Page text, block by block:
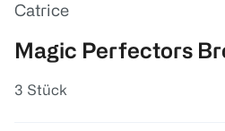
Catrice
Magic Perfectors
3 Stück